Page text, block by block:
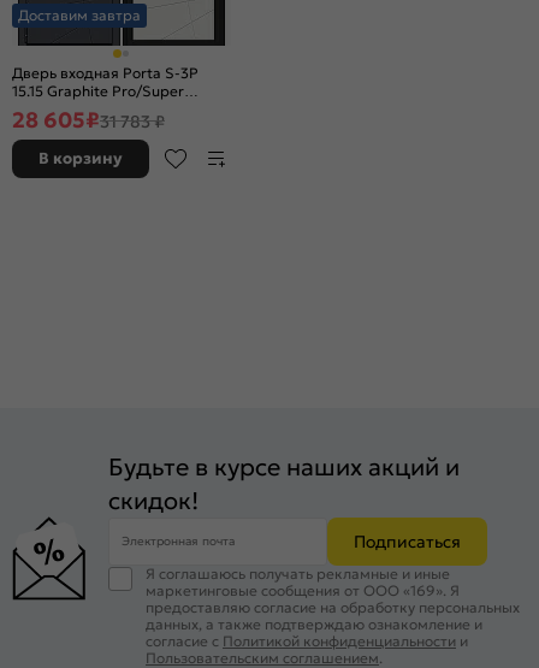
Доставим завтра
Дверь входная Porta S-3P
15.15 Graphite Pro/Super
White, 2 замка, с ночной
задвижкой
28 605₽31 783 ₽
В корзину
Будьте в курсе наших акций и
скидок!
Электронная почта Подписаться
Я соглашаюсь получать рекламные и иные
маркетинговые сообщения от ООО «169». Я
предоставляю согласие на обработку персональных
данных, а также подтверждаю ознакомление и
согласие с Политикой конфиденциальности и
Пользовательским соглашением